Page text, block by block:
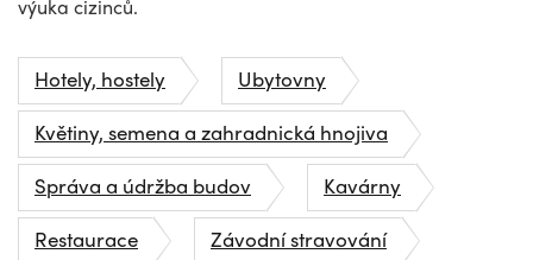
výuka cizinců.
Hotely, hostely
Ubytovny
Květiny, semena a zahradnická hnojiva
Správa a údržba budov
Kavárny
Restaurace
Závodní stravování